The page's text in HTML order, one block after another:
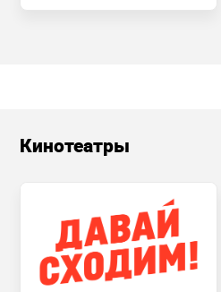
Кинотеатры